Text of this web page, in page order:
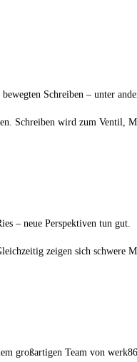
Schreiben – unter
Schreiben wird zum
– neue Perspektiven tun gut.
zeigen sich schwere
großartigen Team von